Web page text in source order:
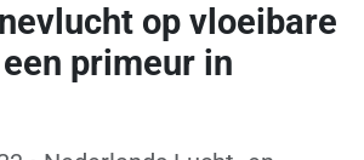
op vloeibare
primeur in